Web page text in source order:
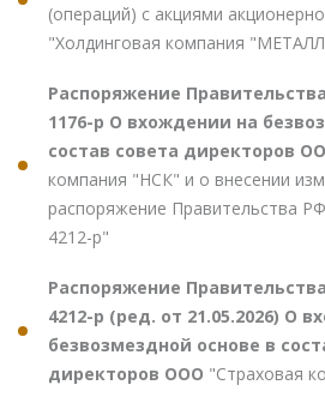
(операций) с акциями
"Холдинговая компания
Распоряжение
1176-р О вхождении на
состав совета директоров
компания "НСК" и о внесении
распоряжение Правительства
4212-р"
Распоряжение
4212-р (ред. от 21.05.2026) О
безвозмездной основе в
директоров ООО "Страховая